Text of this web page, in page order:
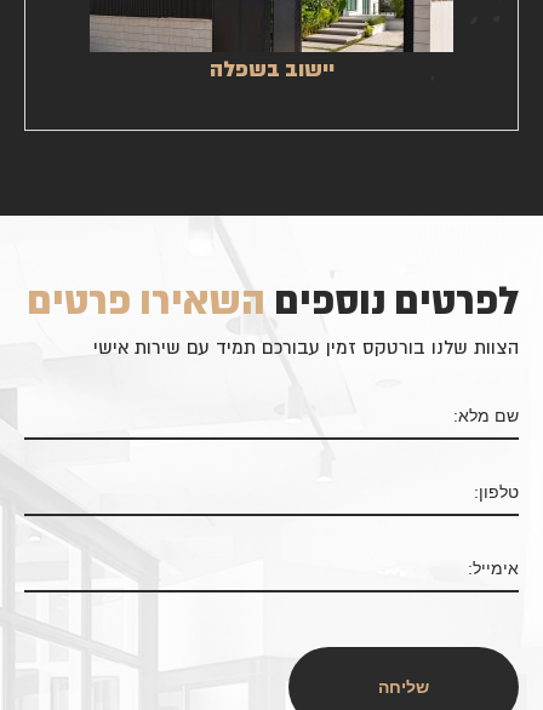
יישוב בשפלה
לפרטים נוספים השאירו פרטים
הצוות שלנו בורטקס זמין עבורכם תמיד עם שירות אישי